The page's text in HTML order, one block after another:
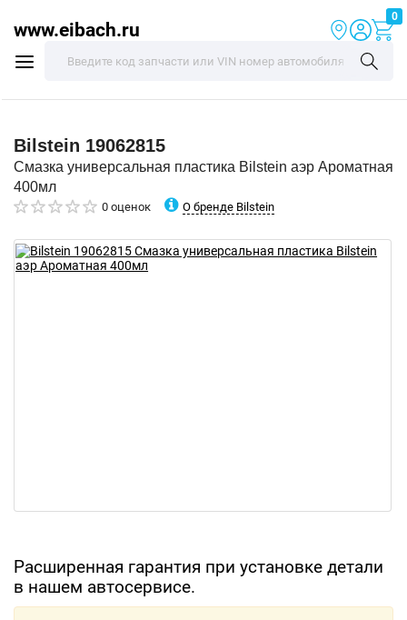
www.eibach.ru
0
Bilstein 19062815
Смазка универсальная пластика Bilstein аэр Ароматная
400мл
0 оценок О бренде Bilstein
Расширенная гарантия при установке детали
в нашем автосервисе.